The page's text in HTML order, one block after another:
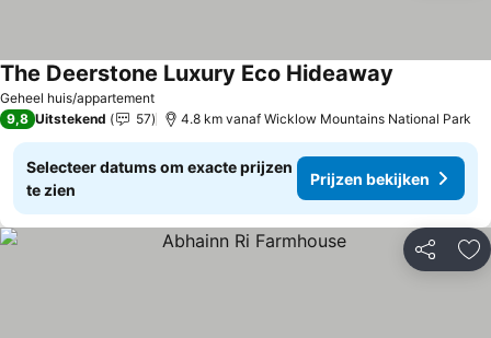
Geheel huis/appartement
The Deerstone Luxury Eco Hideaway
9,8 Uitstekend 57 4.8 km vanaf Wicklow Mountains National Park
Selecteer datums om exacte prijzen
te zien
Prijzen bekijken
Delen